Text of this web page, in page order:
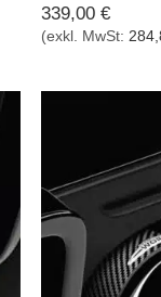
339,00€
(exkl. MwSt: